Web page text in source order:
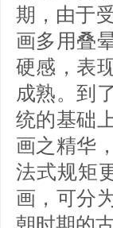
期，由于
画多用叠
硬感，表
成熟。到
统的基础
画之精华
法式规矩
画，可分